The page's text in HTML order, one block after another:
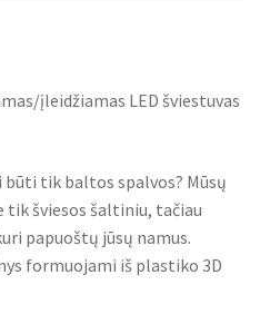
įleidžiamas LED šviestuvas
tik baltos spalvos? Mūsų
tik šviesos šaltiniu, tačiau
papuoštų jūsų namus.
formuojami iš plastiko 3D